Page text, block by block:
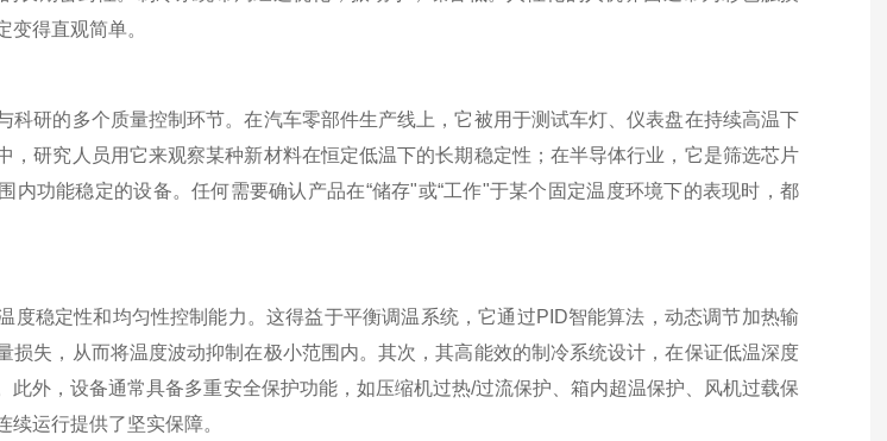
变得直观简单。
科研的多个质量控制环节。在汽车零部件生产线上，它被用于测试车灯、仪表盘在持续高温下
，研究人员用它来观察某种新材料在恒定低温下的长期稳定性；在半导体行业，它是筛选芯片
内功能稳定的设备。任何需要确认产品在“储存"或“工作"于某个固定温度环境下的表现时，都
度稳定性和均匀性控制能力。这得益于平衡调温系统，它通过PID智能算法，动态调节加热输
损失，从而将温度波动抑制在极小范围内。其次，其高能效的制冷系统设计，在保证低温深度
此外，设备通常具备多重安全保护功能，如压缩机过热/过流保护、箱内超温保护、风机过载保
运行提供了坚实保障。